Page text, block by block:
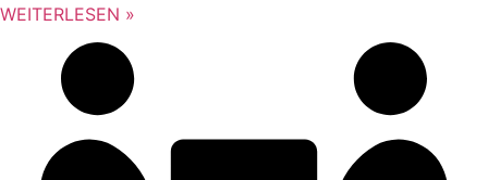
WEITERLESEN »